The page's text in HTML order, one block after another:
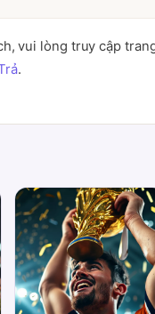
vui lòng truy cập
.